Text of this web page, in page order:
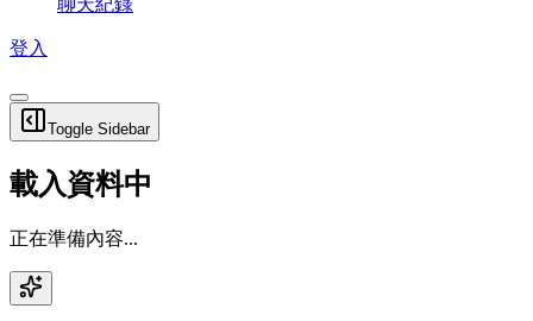
聊天紀錄
登入
Toggle Sidebar
載入資料中
正在準備內容...